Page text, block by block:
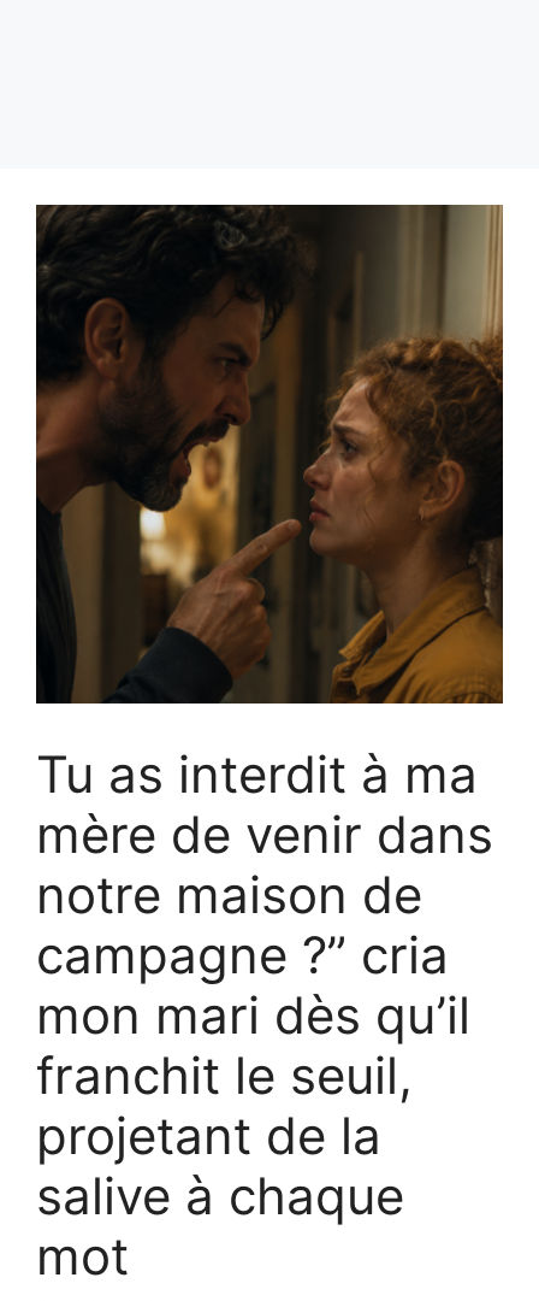
Tu as interdit à ma
mère de venir dans
notre maison de
campagne ?” cria
mon mari dès qu’il
franchit le seuil,
projetant de la
salive à chaque
mot